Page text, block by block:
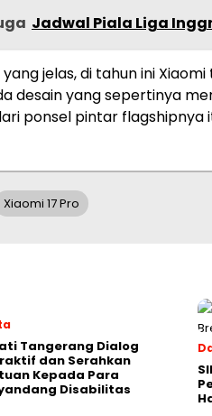
Jadwal Piala Liga
yang jelas, di tahun ini
desain yang sepertinya
ponsel pintar flagshipnya
Xiaomi 17 Pro
Tangerang Dialog
dan Serahkan
Kepada Para
Disabilitas